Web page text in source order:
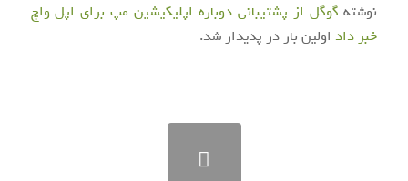
نوشته گوگل از پشتیبانی دوباره اپلیکیشین مپ برای اپل واچ
خبر داداولین بار در پدیدار شد.